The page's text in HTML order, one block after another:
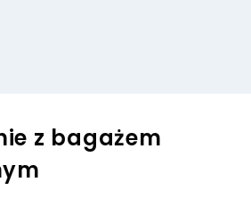
z bagażem